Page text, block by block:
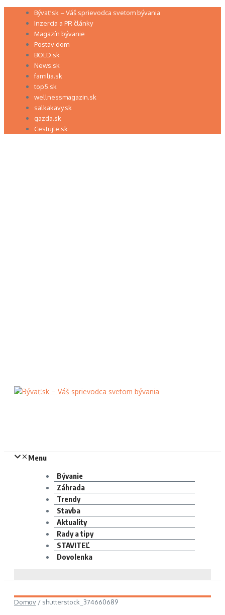
Preskočiť Bývať.sk – Váš sprievodca svetom bývania
Inzercia a PR články
Magazín bývanie
Postav dom
BOLD.sk
News.sk
familia.sk
top5.sk
wellnessmagazin.sk
salkakavy.sk
gazda.sk
Cestujte.sk
Menu
Bývanie
Záhrada
Trendy
Stavba
Aktuality
Rady a tipy
STAVITEĽ
Dovolenka
Domov / shutterstock_374660689